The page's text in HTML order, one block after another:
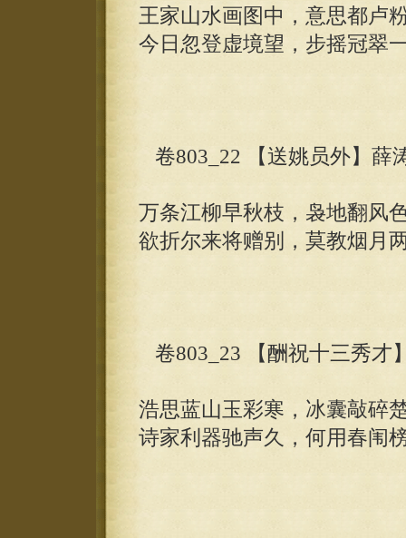
王家山水画图中，意思都卢
今日忽登虚境望，步摇冠翠
卷803_22 【送姚员外】薛
万条江柳早秋枝，袅地翻风
欲折尔来将赠别，莫教烟月
卷803_23 【酬祝十三秀才
浩思蓝山玉彩寒，冰囊敲碎
诗家利器驰声久，何用春闱